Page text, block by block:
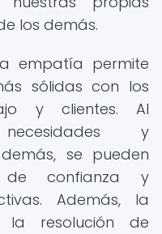
los demás.
empatía permite
sólidas con los
y clientes. Al
y
se pueden
de confianza y
Además, la
resolución de